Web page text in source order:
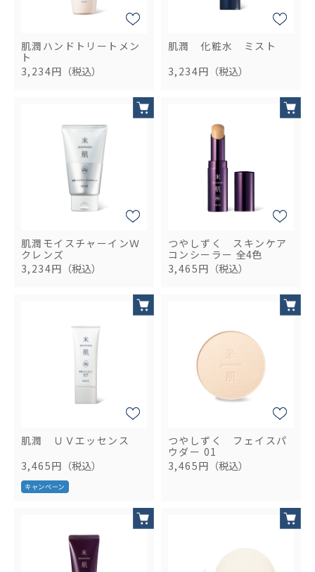
肌潤ハンドトリートメン
ト
3,234円 （税込）
肌潤 化粧水 ミスト
3,234円 （税込）
肌潤モイスチャーインＷ
クレンズ
3,234円 （税込）
つやしずく スキンケア
コンシーラー 全4色
3,465円 （税込）
肌潤 ＵＶエッセンス
3,465円 （税込）
つやしずく フェイスパ
ウダー 01
3,465円 （税込）